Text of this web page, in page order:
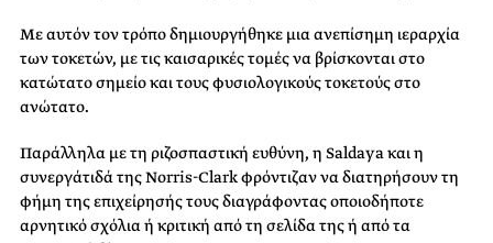
Με αυτόν τον τρόπο δημιουργήθηκε μια ανεπίσημη ιεραρχία
των τοκετών, με τις καισαρικές τομές να βρίσκονται στο
κατώτατο σημείο και τους φυσιολογικούς τοκετούς στο
ανώτατο.
Παράλληλα με τη ριζοσπαστική ευθύνη, η Saldaya και η
συνεργάτιδά της Norris-Clark φρόντιζαν να διατηρήσουν τη
φήμη της επιχείρησής τους διαγράφοντας οποιοδήποτε
αρνητικό σχόλια ή κριτική από τη σελίδα της ή από τα